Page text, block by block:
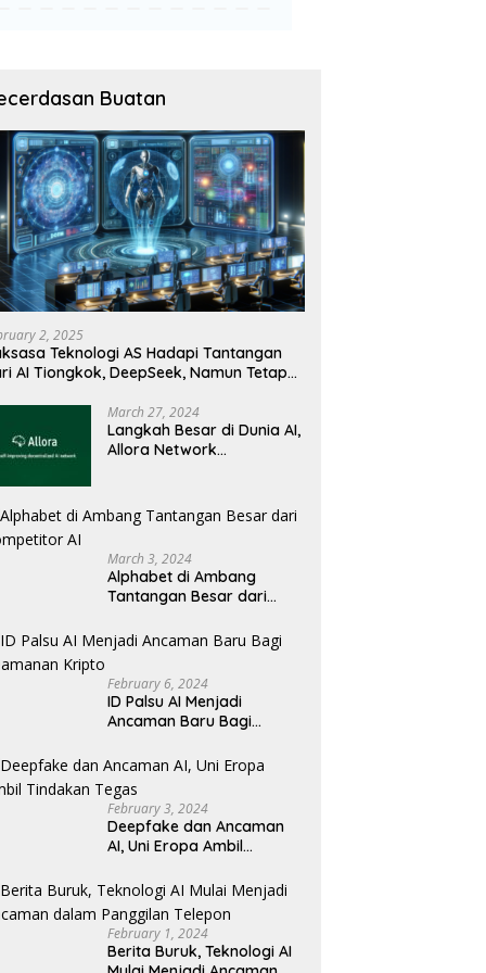
Buatan
2, 2025
Teknologi AS Hadapi Tantangan
AI Tiongkok, DeepSeek, Namun Tetap
March 27, 2024
Langkah Besar di Dunia AI,
Allora Network
March 3, 2024
Alphabet di Ambang
Tantangan Besar dari
February 6, 2024
ID Palsu AI Menjadi
Ancaman Baru Bagi
February 3, 2024
Deepfake dan Ancaman
AI, Uni Eropa Ambil
February 1, 2024
Berita Buruk, Teknologi AI